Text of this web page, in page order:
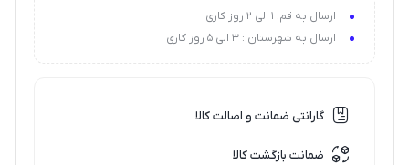
ارسال به قم: 1 الی 2 روز کاری
ارسال به شهرستان : 3 الی 5 روز کاری
گارانتی ضمانت و اصالت کالا
ضمانت بازگشت کالا